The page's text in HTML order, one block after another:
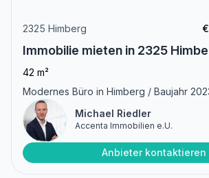
2325 Himberg
Immobilie mieten in 2325
42 m²
Modernes Büro in Himberg / Baujahr
Michael Riedler
Accenta Immobilien e.U.
Anbieter kontaktieren